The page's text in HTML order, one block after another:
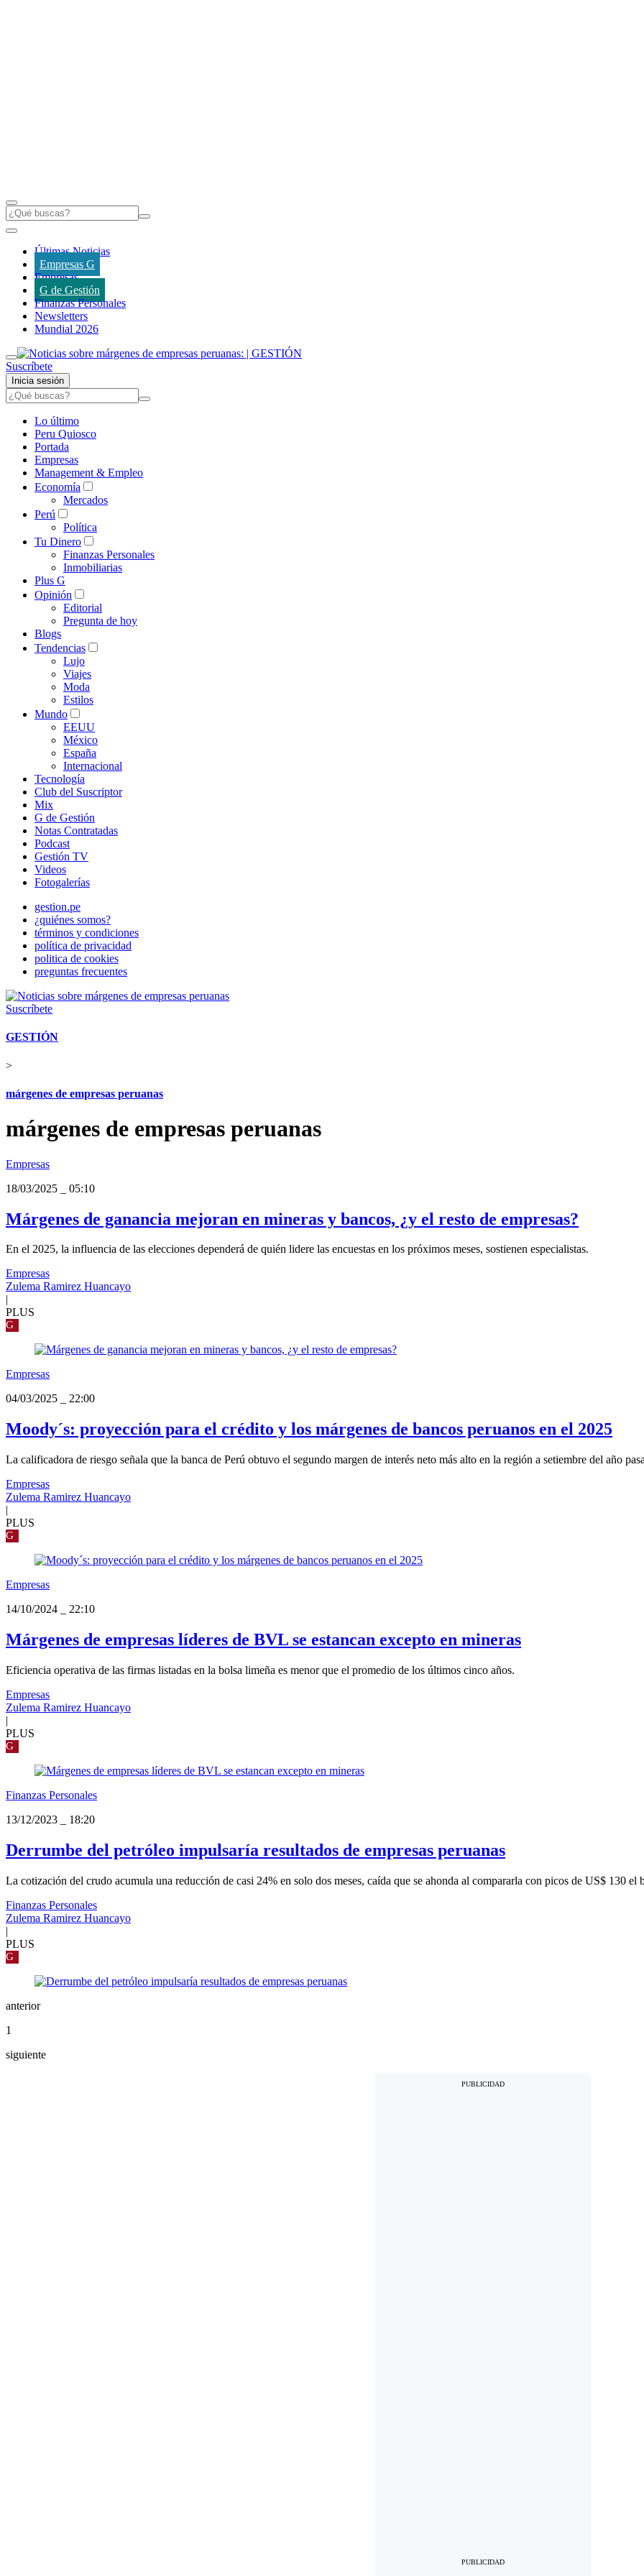
Últimas Noticias
Empresas G
Empresas
G de Gestión
Finanzas Personales
Newsletters
Mundial 2026
Suscríbete
Inicia sesión
Lo último
Peru Quiosco
Portada
Empresas
Management & Empleo
Economía
Mercados
Perú
Política
Tu Dinero
Finanzas Personales
Inmobiliarias
Plus G
Opinión
Editorial
Pregunta de hoy
Blogs
Tendencias
Lujo
Viajes
Moda
Estilos
Mundo
EEUU
México
España
Internacional
Tecnología
Club del Suscriptor
Mix
G de Gestión
Notas Contratadas
Podcast
Gestión TV
Videos
Fotogalerías
gestion.pe
¿quiénes somos?
términos y condiciones
política de privacidad
politica de cookies
preguntas frecuentes
Suscríbete
GESTIÓN
>
márgenes de empresas peruanas
márgenes de empresas peruanas
Empresas
18/03/2025
05:10
Márgenes de ganancia mejoran en mineras y bancos, ¿y el resto de empresas?
En el 2025, la influencia de las elecciones dependerá de quién lidere las encuestas en los próximos meses, sostienen especialistas.
Empresas
Zulema Ramirez Huancayo
PLUS
G
Empresas
04/03/2025
22:00
Moody´s: proyección para el crédito y los márgenes de bancos peruanos en el 2025
La calificadora de riesgo señala que la banca de Perú obtuvo el segundo margen de interés neto más alto en la región a setiembre del año
Empresas
Zulema Ramirez Huancayo
|
PLUS
G
Empresas
14/10/2024
22:10
Márgenes de empresas líderes de BVL se estancan excepto en mineras
Eficiencia operativa de las firmas listadas en la bolsa limeña es menor que el promedio de los últimos cinco años.
Empresas
Zulema Ramirez Huancayo
|
PLUS
G
Finanzas Personales
13/12/2023
18:20
Derrumbe del petróleo impulsaría resultados de empresas peruanas
La cotización del crudo acumula una reducción de casi 24% en solo dos meses, caída que se ahonda al compararla con picos de US$ 130 el
Finanzas Personales
Zulema Ramirez Huancayo
|
PLUS
G
anterior
1
siguiente